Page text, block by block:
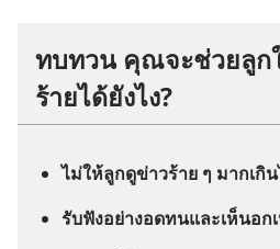
ทบทวน คุณ​จะ​ช่วย​ลูก​
ร้าย​ได้​ยัง​ไง?
ไม่​ให้​ลูก​ดู​ข่าว​ร้าย ๆ มาก​เกิ
รับ​ฟัง​อย่าง​อด​ทน​และ​เห็น​อก​